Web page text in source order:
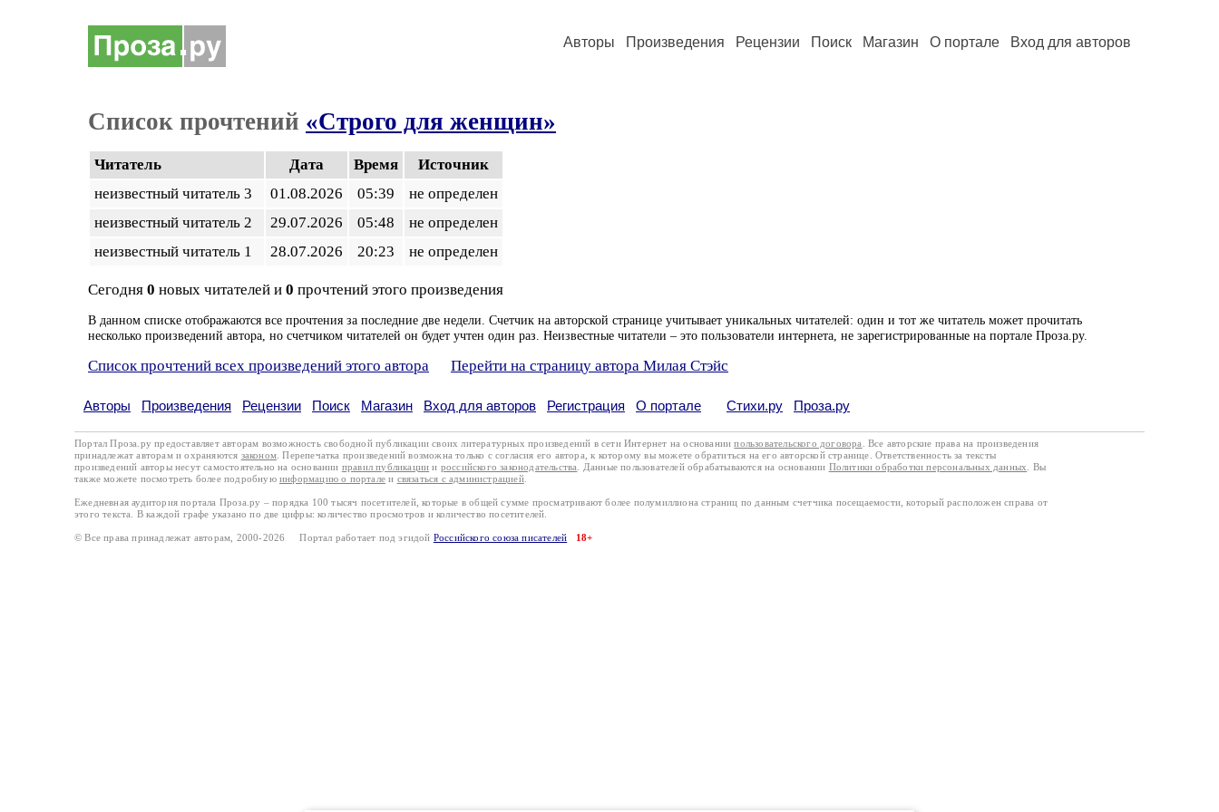
Авторы Произведения Рецензии Поиск Магазин О портале Вход для авторов
Список прочтений «Строго для женщин»
Читатель Дата Время
Источник
неизвестный читатель 3
01.08.2026 05:39
не определен
неизвестный читатель 2
29.07.2026 05:48
не определен
неизвестный читатель 1
28.07.2026 20:23 не определен
Сегодня 0 новых читателей и 0 прочтений этого произведения
В данном списке отображаются все прочтения за последние две недели. Счетчик на авторской странице учитывает уникальных читателей: один и тот же читатель может прочитать
несколько произведений автора, но счетчиком читателей он будет учтен один раз. Неизвестные читатели – это пользователи интернета, не зарегистрированные на портале Проза.ру.
Список прочтений всех произведений этого автора Перейти на страницу автора Милая Стэйс
Авторы Произведения Рецензии Поиск Магазин Вход для авторов Регистрация О портале Стихи.ру Проза.ру
Портал Проза.ру предоставляет авторам возможность свободной публикации своих литературных произведений в сети Интернет на основаниипользовательского договора
. Все авторские права на произведения
принадлежат авторам и охраняются законом . Перепечатка произведений возможна только с согласия его автора, к которому вы можете обратиться на его авторской странице. Ответственность за тексты
произведений авторы несут самостоятельно на основании правил публикации и российского законодательства . Данные пользователей обрабатываются на основании Политики обработки персональных данных
. Вы
также можете посмотреть более подробную информацию о портале и связаться с администрацией.
Ежедневная аудитория портала Проза.ру – порядка 100 тысяч посетителей, которые в общей сумме просматривают более полумиллиона страниц по данным счетчика посещаемости, который расположен справа от
этого текста. В каждой графе указано по две цифры: количество просмотров и количество посетителей.
© Все права принадлежат авторам, 2000-2026 Портал работает под эгидой Российского союза писателей 18+